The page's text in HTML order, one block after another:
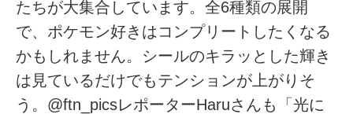
たちが大集合しています。全6種類の展開
で、ポケモン好きはコンプリートしたくなる
かもしれません。シールのキラッとした輝き
は見ているだけでもテンションが上がりそ
う。@ftn_picsレポーターHaruさんも「光に